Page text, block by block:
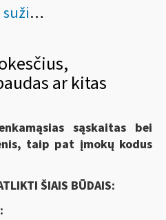
baudas ir permokas
ar kitas
sąskaitas bei
taip pat įmokų kodus
ŠIAIS BŪDAIS:
: